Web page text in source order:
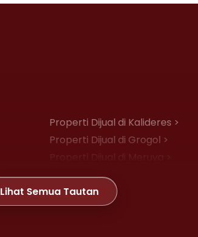
Properti Dijual di Kalideres >
Properti Dijual di Grogol >
Properti Dijual di Meruya >
Properti Dijual di Joglo >
Lihat Semua Tautan